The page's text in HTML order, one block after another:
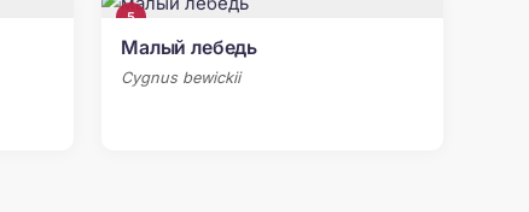
5
Малый лебедь
Cygnus bewickii